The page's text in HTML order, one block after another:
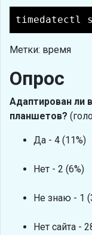
timedatectl
Метки: время
Опрос
Адаптирован ли
планшетов?
Да - 4 (11%)
Нет - 2 (6%)
Не знаю - 1
Нет сайта -